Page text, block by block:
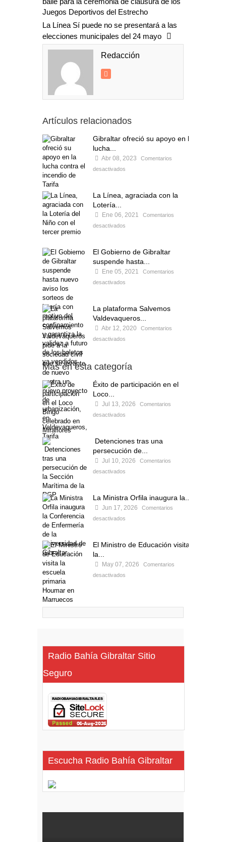
Juegos Deportivos del Estrecho
La Línea Sí puede no se presentará a las
elecciones municipales del 24 mayo
Redacción
Artículos relacionados
Gibraltar ofreció su apoyo en la
lucha...
Abr 08, 2023
Comentarios
desactivados
La Línea, agraciada con la
Lotería...
Ene 06, 2021
Comentarios
desactivados
El Gobierno de Gibraltar
suspende hasta...
Ene 05, 2021
Comentarios
desactivados
La plataforma Salvemos
Valdevaqueros...
Abr 12, 2020
Comentarios
desactivados
Más en esta categoría
Éxito de participación en el
Loco...
Jul 13, 2026
Comentarios
desactivados
Detenciones tras una
persecución de...
Jul 10, 2026
Comentarios
desactivados
La Ministra Orfila inaugura la...
Jun 17, 2026
Comentarios
desactivados
El Ministro de Educación visita
la...
May 07, 2026
Comentarios
desactivados
Radio Bahía Gibraltar Sitio
Seguro
Escucha Radio Bahía Gibraltar